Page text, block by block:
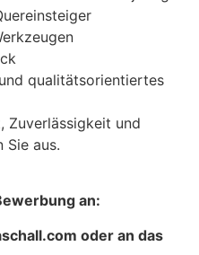
qualitätsorientiertes
Zuverlässigkeit und
Sie aus.
an:
oder an das